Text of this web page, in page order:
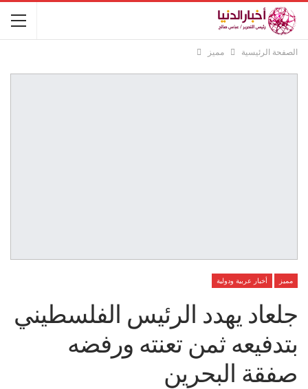
الصفحة الرئيسية مميز
مميز أخبار عربية ودولية
جلعاد يهدد الرئيس الفلسطيني
بتدفيعه ثمن تعنته ورفضه
صفقة البحرين